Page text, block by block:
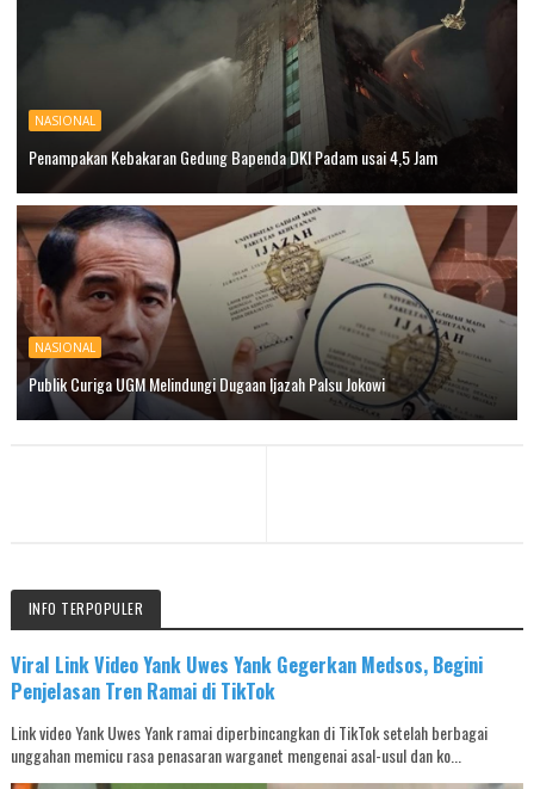
NASIONAL
Penampakan Kebakaran Gedung Bapenda DKI Padam usai 4,5 Jam
NASIONAL
Publik Curiga UGM Melindungi Dugaan Ijazah Palsu Jokowi
INFO TERPOPULER
Viral Link Video Yank Uwes Yank Gegerkan Medsos, Begini
Penjelasan Tren Ramai di TikTok
Link video Yank Uwes Yank ramai diperbincangkan di TikTok setelah berbagai
unggahan memicu rasa penasaran warganet mengenai asal-usul dan ko...